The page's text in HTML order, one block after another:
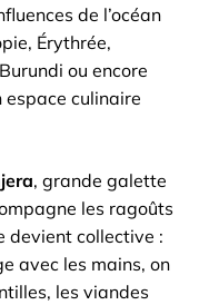
de l’océan
Érythrée,
ou encore
espace culinaire
, grande galette
les ragoûts
devient collective :
avec les mains, on
les viandes